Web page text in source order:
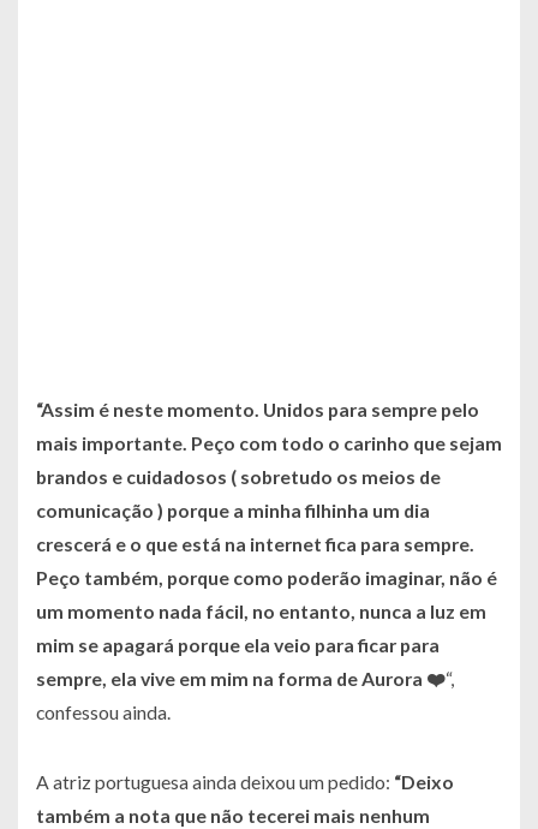
“Assim é neste momento. Unidos para sempre pelo
mais importante. Peço com todo o carinho que sejam
brandos e cuidadosos ( sobretudo os meios de
comunicação ) porque a minha filhinha um dia
crescerá e o que está na internet fica para sempre.
Peço também, porque como poderão imaginar, não é
um momento nada fácil, no entanto, nunca a luz em
mim se apagará porque ela veio para ficar para
sempre, ela vive em mim na forma de Aurora ❤️“,
confessou ainda.
A atriz portuguesa ainda deixou um pedido: “Deixo
também a nota que não tecerei mais nenhum